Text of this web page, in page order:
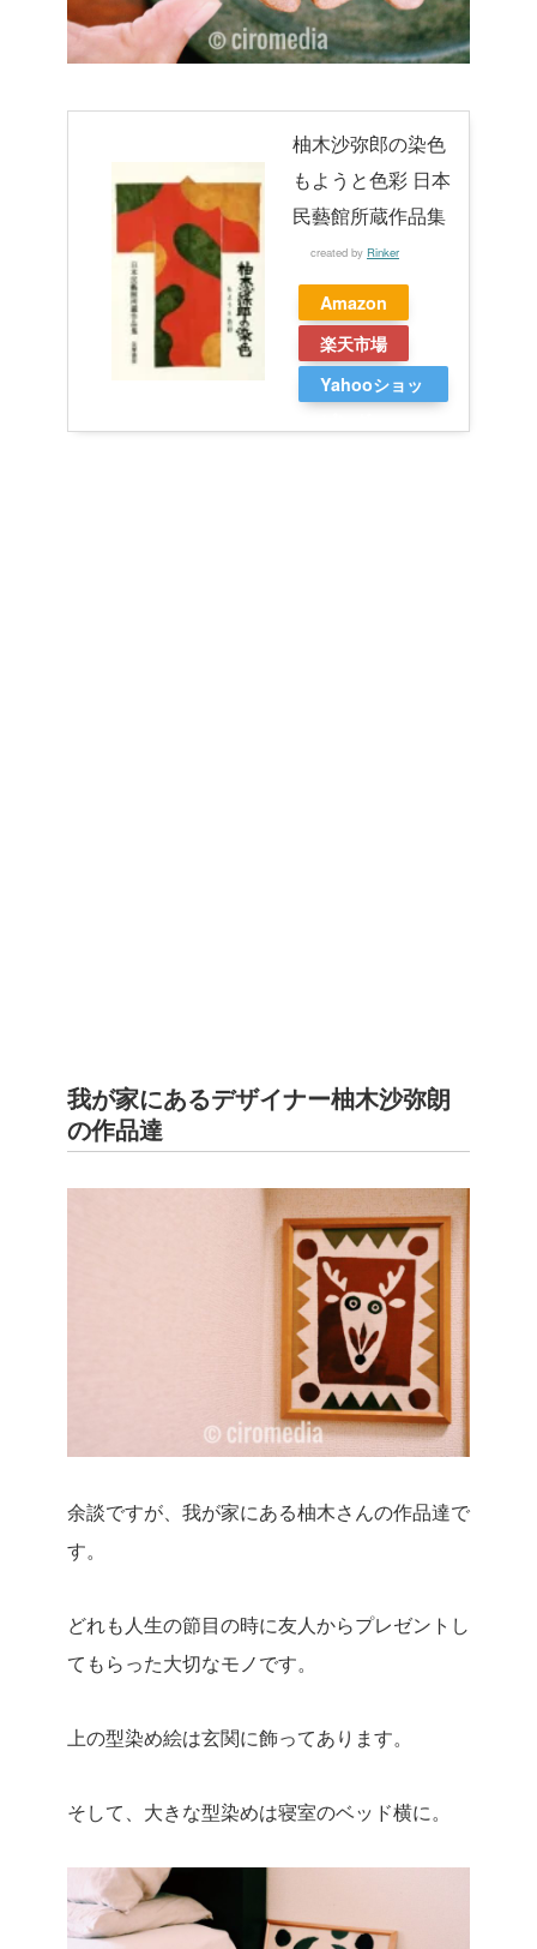
柚木沙弥郎の染色
もようと色彩 日本
民藝館所蔵作品集
created by Rinker
Amazon
楽天市場
Yahooショッ
我が家にあるデザイナー柚木沙弥朗
の作品達
余談ですが、我が家にある柚木さんの作品達で
す。
どれも人生の節目の時に友人からプレゼントし
てもらった大切なモノです。
上の型染め絵は玄関に飾ってあります。
そして、大きな型染めは寝室のベッド横に。